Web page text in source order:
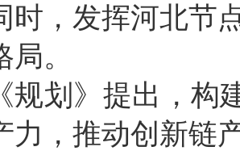
时，发挥河北节
。
《规划》提出，构
力，推动创新链